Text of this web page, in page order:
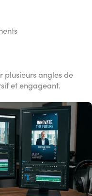
plusieurs angles de
et engageant.